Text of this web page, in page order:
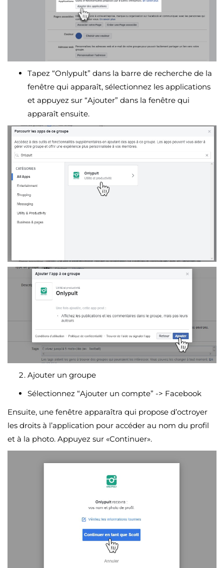
Tapez “Onlypult” dans la barre de recherche de la
fenêtre qui apparaît, sélectionnez les applications
et appuyez sur “Ajouter” dans la fenêtre qui
apparaît ensuite.
Ajouter un groupe
Sélectionnez “Ajouter un compte” -> Facebook
Ensuite, une fenêtre apparaîtra qui propose d’octroyer
les droits à l’application pour accéder au nom du profil
et à la photo. Appuyez sur «Continuer».